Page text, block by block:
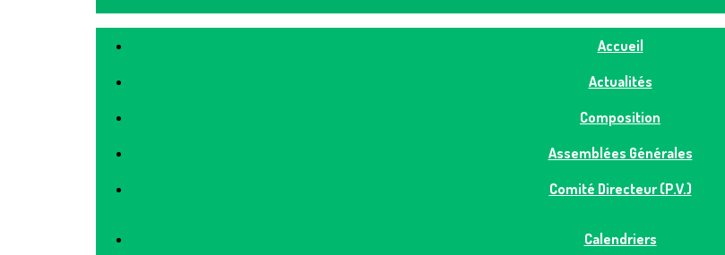
Accueil
Actualités
Composition
Assemblées Générales
Comité Directeur (P.V.)
Calendriers